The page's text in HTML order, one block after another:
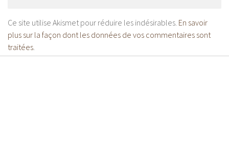
Ce site utilise Akismet pour réduire les indésirables. En savoir
plus sur la façon dont les données de vos commentaires sont
traitées